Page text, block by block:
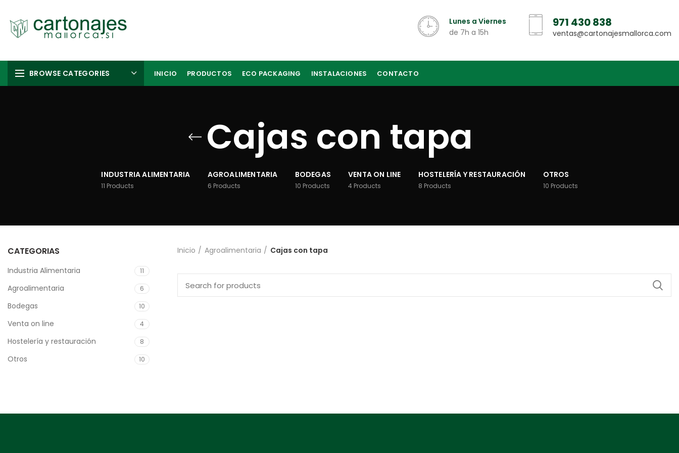
Lunes a Viernes
de 7h a 15h
971 430 838
ventas@cartonajesmallorca.com
BROWSE CATEGORIES INICIO PRODUCTOS ECO PACKAGING INSTALACIONES CONTACTO
Cajas con tapa
INDUSTRIA ALIMENTARIA
11 Products
AGROALIMENTARIA
6 Products
BODEGAS
10 Products
VENTA ON LINE
4 Products
HOSTELERÍA Y RESTAURACIÓN
8 Products
OTROS
10 Products
CATEGORIAS
Industria Alimentaria 11
Agroalimentaria 6
Bodegas 10
Venta on line 4
Hostelería y restauración 8
Otros 10
Inicio Agroalimentaria Cajas con tapa